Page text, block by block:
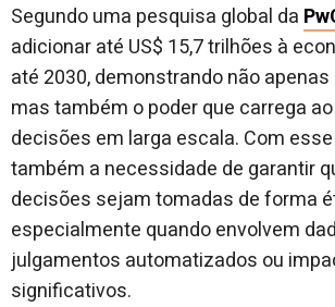
Segundo uma pesquisa global da
adicionar até US$ 15,7 trilhões à
até 2030, demonstrando não
mas também o poder que carrega
decisões em larga escala. Com
também a necessidade de garantir
decisões sejam tomadas de forma
especialmente quando envolvem
julgamentos automatizados ou
significativos.